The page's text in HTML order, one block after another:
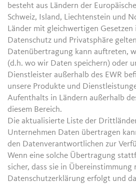
besteht aus Ländern der
Schweiz, Island, Liechtenstein und
Länder mit gleichwertigen Gesetzen
Datenschutz und Privatsphäre
Datenübertragung kann auftreten,
(d.h. wo wir Daten speichern) oder
Dienstleister außerhalb des EWR
unsere Produkte und
Aufenthalts in Ländern außerhalb
diesem Bereich.
Die aktualisierte Liste der
Unternehmen Daten übertragen
den Datenverantwortlichen zur
Wenn eine solche Übertragung
sicher, dass sie in Übereinstimmung
Datenschutzerklärung erfolgt und